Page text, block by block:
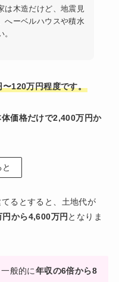
は木造だけど、地震見
へーベルハウスや積水
120万円程度です。
体価格だけで2,400万円か
るとすると、土地代が
から4,600万円 となりま
般的に年収の6倍から8